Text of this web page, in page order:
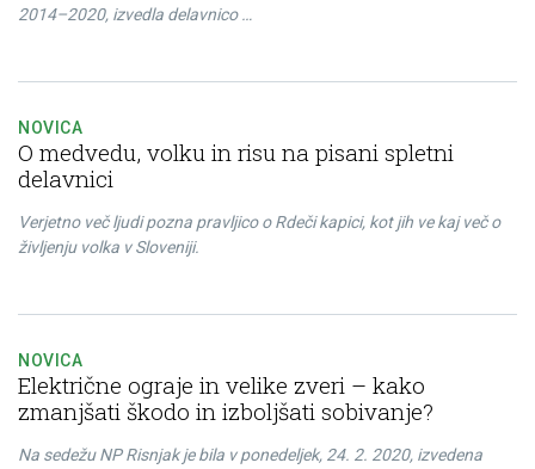
2014–2020, izvedla delavnico …
NOVICA
O medvedu, volku in risu na pisani spletni
delavnici
Verjetno več ljudi pozna pravljico o Rdeči kapici, kot jih ve kaj več o
življenju volka v Sloveniji.
NOVICA
Električne ograje in velike zveri – kako
zmanjšati škodo in izboljšati sobivanje?
Na sedežu NP Risnjak je bila v ponedeljek, 24. 2. 2020, izvedena